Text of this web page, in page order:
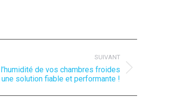
SUIVANT
de vos chambres froides
une solution fiable et performante !